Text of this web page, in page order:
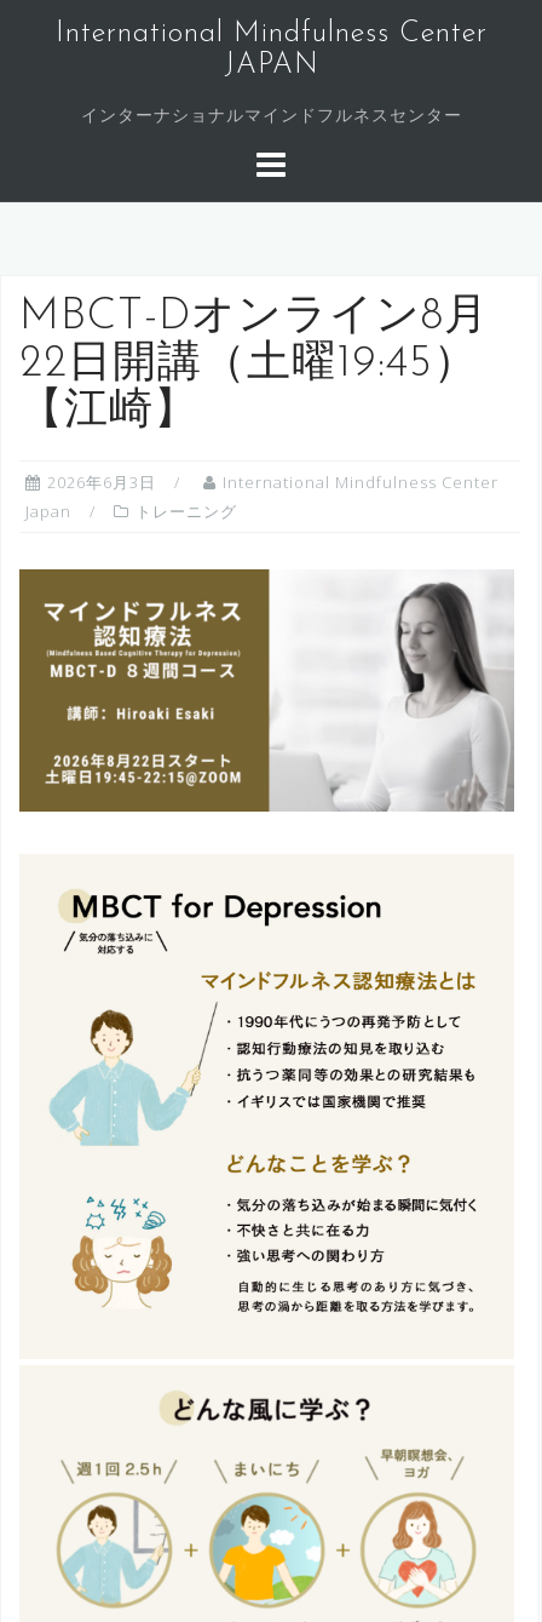
ス
International Mindfulness Center
JAPAN
インターナショナルマインドフルネスセンター
MBCT-Dオンライン8月
22日開講（土曜19:45）
【江崎】
2026年6月3日
International Mindfulness Center
Japan
トレーニング